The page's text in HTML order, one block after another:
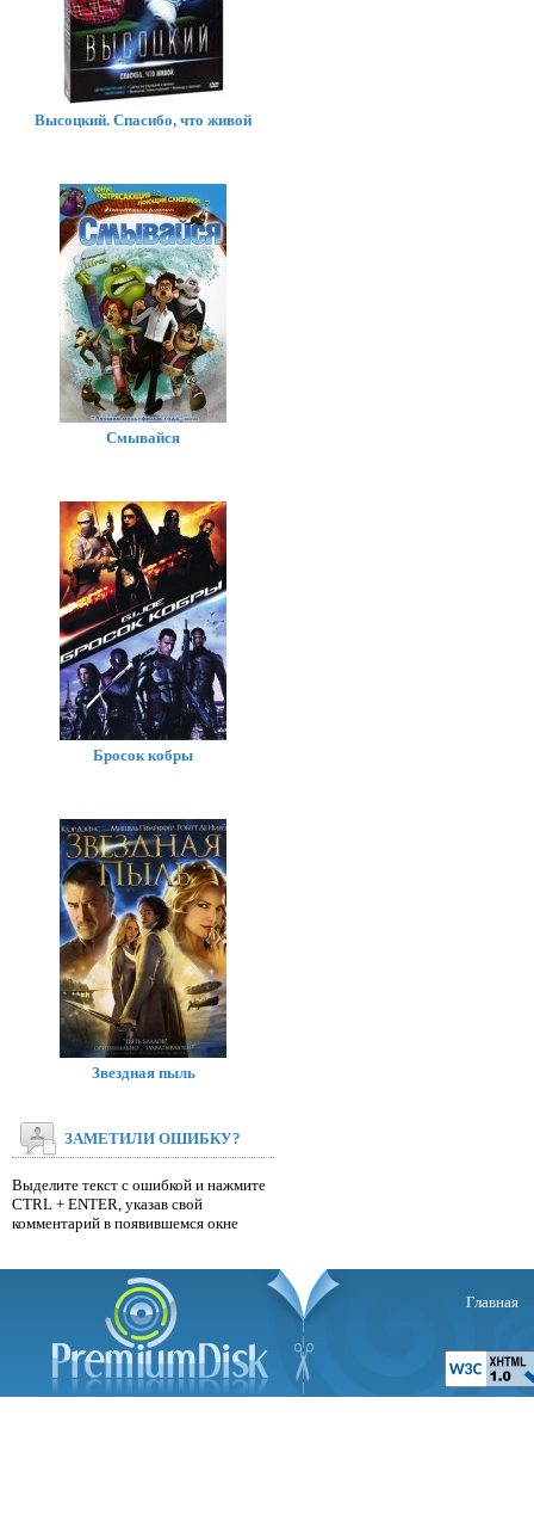
Высоцкий. Спасибо, что живой
Смывайся
Бросок кобры
Звездная пыль
ЗАМЕТИЛИ ОШИБКУ?
Выделите текст с ошибкой и нажмите
CTRL + ENTER, указав свой
комментарий в появившемся окне
Главная